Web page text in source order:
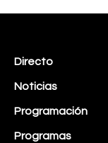
Directo
Noticias
Programación
Programas